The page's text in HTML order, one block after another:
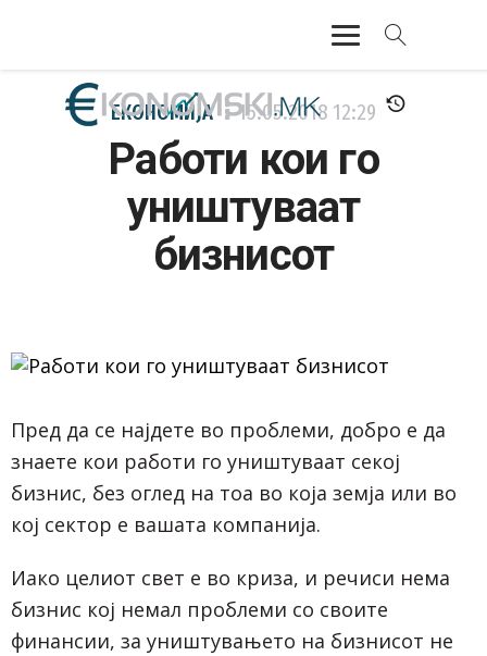
АКТУЕЛНО
ЕКОНОМИЈА
ФИНАНСИИ
БАНКАРСТВО
МОЗАИК
ЕКОНОМИЈА 15.05.2018 12:29
Работи кои го
уништуваат
бизнисот
Пред да се најдете во проблеми, добро е да
знаете кои работи го уништуваат секој
бизнис, без оглед на тоа во која земја или во
кој сектор е вашата компанија.
Иако целиот свет е во криза, и речиси нема
бизнис кој немал проблеми со своите
финансии, за уништувањето на бизнисот не